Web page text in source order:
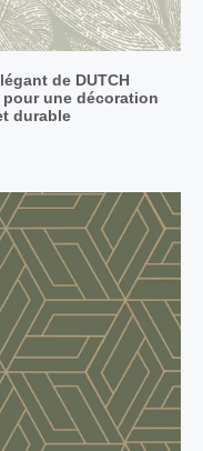
de DUTCH
pour une décoration
durable